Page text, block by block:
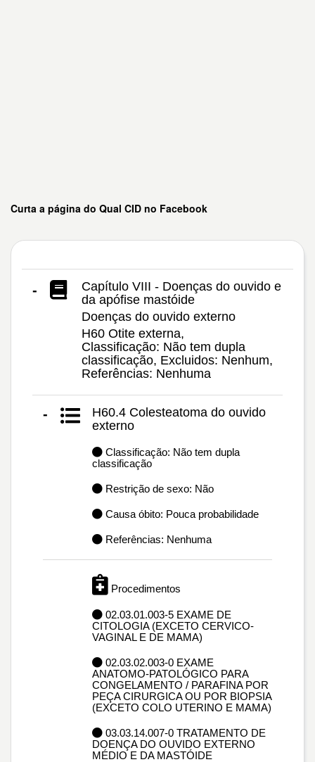
Curta a página do Qual CID no Facebook
-
Capítulo VIII - Doenças do ouvido e
da apófise mastóide
Doenças do ouvido externo
H60 Otite externa,
Classificação: Não tem dupla
classificação, Excluidos: Nenhum,
Referências: Nenhuma
-
H60.4 Colesteatoma do ouvido
externo
Classificação: Não tem dupla
classificação
Restrição de sexo: Não
Causa óbito: Pouca probabilidade
Referências: Nenhuma
Procedimentos
02.03.01.003-5 EXAME DE
CITOLOGIA (EXCETO CERVICO-
VAGINAL E DE MAMA)
02.03.02.003-0 EXAME
ANATOMO-PATOLÓGICO PARA
CONGELAMENTO / PARAFINA POR
PEÇA CIRURGICA OU POR BIOPSIA
(EXCETO COLO UTERINO E MAMA)
03.03.14.007-0 TRATAMENTO DE
DOENÇA DO OUVIDO EXTERNO
MÉDIO E DA MASTÓIDE